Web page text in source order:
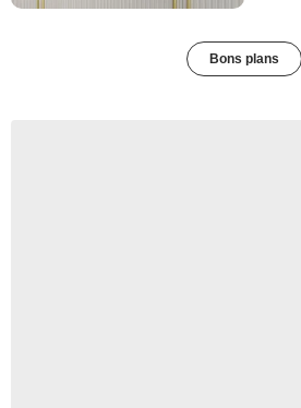
Bons plans